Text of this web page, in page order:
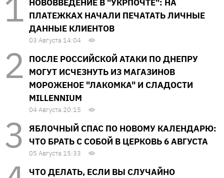
НОВОВВЕДЕНИЕ В "УКРПОЧТЕ": НА
ПЛАТЕЖКАХ НАЧАЛИ ПЕЧАТАТЬ ЛИЧНЫЕ
ДАННЫЕ КЛИЕНТОВ
03 Августа 14:04
ПОСЛЕ РОССИЙСКОЙ АТАКИ ПО ДНЕПРУ
МОГУТ ИСЧЕЗНУТЬ ИЗ МАГАЗИНОВ
МОРОЖЕНОЕ "ЛАКОМКА" И СЛАДОСТИ
MILLENNIUM
04 Августа 20:15
ЯБЛОЧНЫЙ СПАС ПО НОВОМУ КАЛЕНДАРЮ:
ЧТО БРАТЬ С СОБОЙ В ЦЕРКОВЬ 6 АВГУСТА
05 Августа 15:33
ЧТО ДЕЛАТЬ, ЕСЛИ ВЫ СЛУЧАЙНО